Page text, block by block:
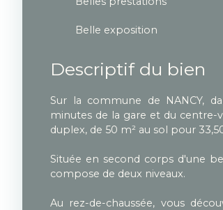
Belle exposition
Descriptif du bien
Sur la commune de NANCY,
minutes de la gare et du centre-
duplex, de 50 m² au sol pour
Située en second corps d'une
compose de deux niveaux.
Au rez-de-chaussée, vous